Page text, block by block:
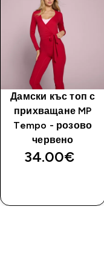
Дамски къс топ с
прихващане MP
Tempo - розово
червено
34.00€‎